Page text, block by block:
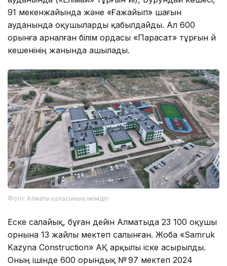
91 мекенжайында және «Ғажайып» шағын
ауданында оқушыларды қабылдайды. Ал 600
орынға арналған білім ордасы «Парасат» тұрғын үй
кешенінің жанында ашылады.
Фото: Алматы қаласының әкімдігі
Еске салайық, бұған дейін Алматыда 23 100 оқушы
орнына 13 жайлы мектеп салынған. Жоба «Samruk
Kazyna Construction» АҚ арқылы іске асырылды.
Оның ішінде 600 орындық № 97 мектеп 2024